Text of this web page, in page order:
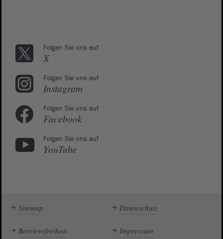
Folgen Sie uns auf
X
Folgen Sie uns auf
Instagram
Folgen Sie uns auf
Facebook
Folgen Sie uns auf
YouTube
Sitemap Datenschutz
Barrierefreiheit Impressum